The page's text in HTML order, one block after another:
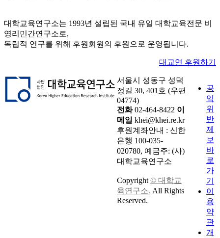
대학교육연구소는 1993년 설립된 국내 유일 대학교육전문 비
영리민간연구소로,
독립적 연구를 위해 후원회원의 후원으로 운영됩니다.
대교연 후원하기
서울시 성동구 성덕
정길 30, 401호 (우편
04774)
전화02-464-8422 이
메일 khei@khei.re.kr
후원계좌안내 : 신한
은행 100-035-
020780, 예금주: (사)
대학교육연구소
Copyright © 대학교
육연구소. All Rights
Reserved.
공
익
위
반
제
보
바
로
가
기
이
용
약
관
개